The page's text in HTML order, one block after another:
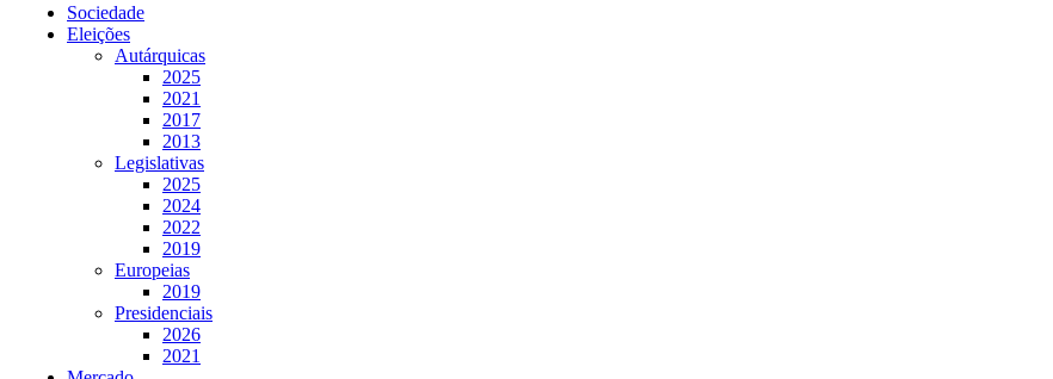
Sociedade
Eleições
Autárquicas
2025
2021
2017
2013
Legislativas
2025
2024
2022
2019
Europeias
2019
Presidenciais
2026
2021